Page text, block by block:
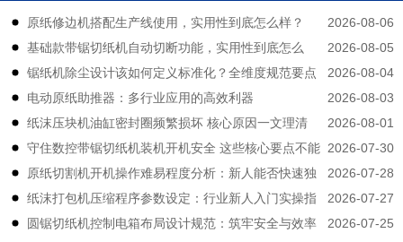
2026-08-06
原纸修边机搭配生产线使用，实用性到底怎么样？
2026-08-05
基础款带锯切纸机自动切断功能，实用性到底怎么
样？
2026-08-04
锯纸机除尘设计该如何定义标准化？全维度规范要点
拆解
2026-08-03
电动原纸助推器：多行业应用的高效利器
2026-08-01
纸沫压块机油缸密封圈频繁损坏 核心原因一文理清
2026-07-30
守住数控带锯切纸机装机开机安全 这些核心要点不能
大意
2026-07-28
原纸切割机开机操作难易程度分析：新人能否快速独
立上手？
2026-07-27
纸沫打包机压缩程序参数设定：行业新人入门实操指
南
2026-07-25
圆锯切纸机控制电箱布局设计规范：筑牢安全与效率